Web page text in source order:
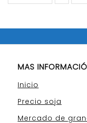
MAS
Inicio
Precio soja
Mercado de